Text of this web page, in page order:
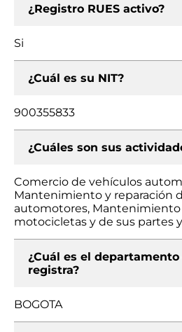
¿Registro RUES activo?
Si
¿Cuál es su NIT?
900355833
¿Cuáles son sus
Comercio de vehículos
Mantenimiento y reparación
automotores, Mantenimiento
motocicletas y de sus partes
¿Cuál es el
registra?
BOGOTA